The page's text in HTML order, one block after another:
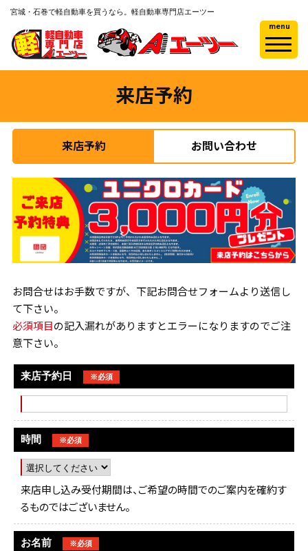
宮城・石巻で軽自動車を買うなら。軽自動車専門店エーツー
menu
来店予約
来店予約 お問い合わせ
お問合せはお手数ですが、下記お問合せフォームより送信し
て下さい。
必須項目 の記入漏れがありますとエラーになりますのでご注
意下さい。
来店予約日 ※必須
時間 ※必須
来店申し込み受付期間は、ご希望の時間でのご案内を確約す
るものではございません。
お名前 ※必須